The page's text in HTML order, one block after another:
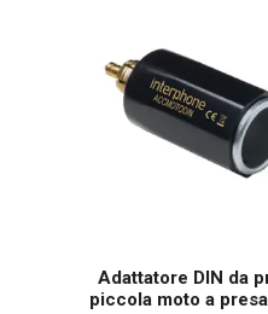
Adattatore DIN da
piccola moto a